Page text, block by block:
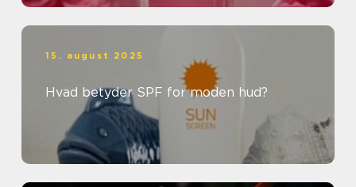
15. august 2025
Hvad betyder SPF for moden hud?